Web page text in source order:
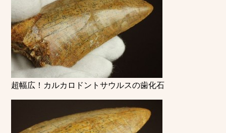
超幅広！カルカロドントサウルスの歯化石